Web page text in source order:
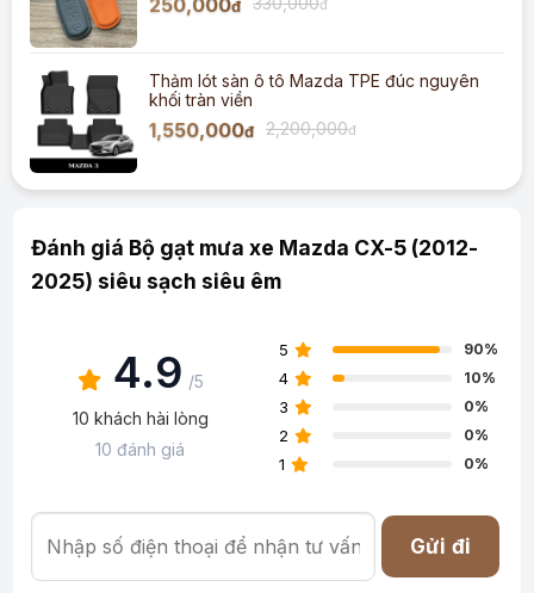
đ đ
Thảm lót sàn ô tô Mazda TPE đúc nguyên
khối tràn viền
1,550,000đ 2,200,000đ
Đánh giá Bộ gạt mưa xe Mazda CX-5 (2012-
2025) siêu sạch siêu êm
4.9 /5
10 khách hài lòng
10 đánh giá
5 90%
4 10%
3 0%
2 0%
1 0%
Gửi đi